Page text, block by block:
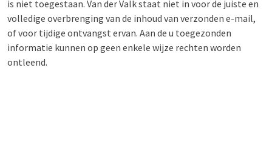
is niet toegestaan. Van der Valk staat niet in voor de juiste en
volledige overbrenging van de inhoud van verzonden e-mail,
of voor tijdige ontvangst ervan. Aan de u toegezonden
informatie kunnen op geen enkele wijze rechten worden
ontleend.